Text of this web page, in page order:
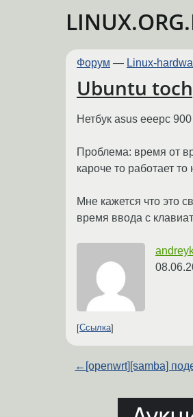
Форум — Linux-
Ubuntu
Нетбук asus eeepc
Проблема: время от
кароче то работает то
Мне кажется что это
время ввода с
Ссылка
← [openwrt][samba]